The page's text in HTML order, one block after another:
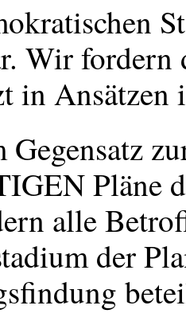
Wir fordern
in
Gegensatz
Pläne
alle
der